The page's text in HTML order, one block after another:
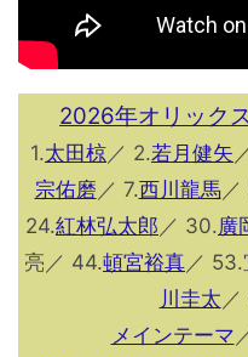
2026年オリック
1.太田椋 ／ 2.若月健矢
宗佑磨 ／ 7.西川龍馬／
24.紅林弘太郎 ／ 30.廣
亮／ 44.頓宮裕真 ／
川圭太
メインテーマ